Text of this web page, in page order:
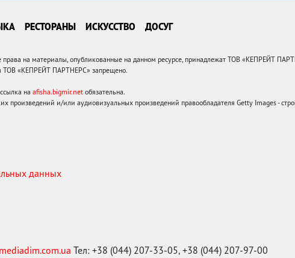
РЕСТОРАНЫ ИСКУССТВО ДОСУГ
на материалы, опубликованные на данном ресурсе, принадлежат ТОВ «КЕПРЕЙТ
ТОВ «КЕПРЕЙТ ПАРТНЕРС» запрещено.
на afisha.bigmir.net обязательна.
произведений и/или аудиовизуальных произведений правообладателя Getty Images -
данных
Тел: +38 (044) 207-33-05, +38 (044) 207-97-00